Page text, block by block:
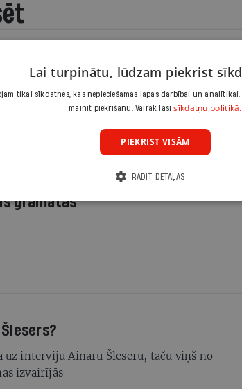
partija palika nesodīta par 340
reklāmas kampaņu
partija izmantojusi regulējuma robu, lai
aģitācijas starta izreklamētos par summu,
trešdaļu no likumīgi atļautajiem
tēriņiem. KNAB pārkāpumus nekonstatē
grāmatas
uz interviju Aināru Šleseru, taču viņš no
izvairījās
Lai turpinātu, lūdzam piekrist
tikai sīkdatnes, kas nepieciešamas lapas darbībai un
mainīt piekrišanu. Vairāk lasisīkdatņu politikā.
PIEKRIST VISĀM
RĀDĪT DETAĻAS